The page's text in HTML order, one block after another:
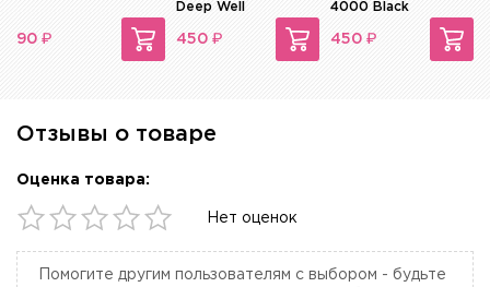
90 ₽
Deep Well
450 ₽
4000 Black
450 ₽
Отзывы о товаре
Оценка товара:
Нет оценок
Помогите другим пользователям с выбором - будьте